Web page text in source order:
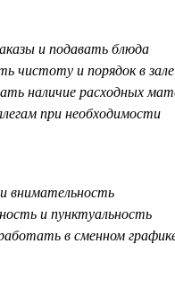
и подавать блюда
чистоту и порядок в зале
наличие расходных
при необходимости
внимательность
и пунктуальность
в сменном